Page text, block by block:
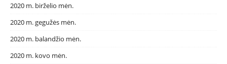
2020 m. birželio mėn.
2020 m. gegužės mėn.
2020 m. balandžio mėn.
2020 m. kovo mėn.